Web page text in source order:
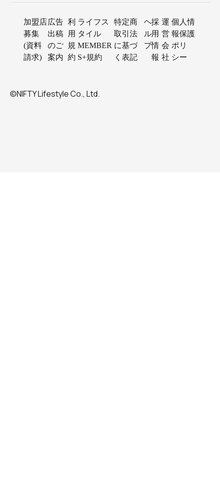
加盟店
募集
(資料
請求)
広告
出稿
のご
案内
利
用
規
約
ライフス
タイル
MEMBER
S+規約
特定商
取引法
に基づ
く表記
ヘ
ル
プ
採
用
情
報
運
営
会
社
個人情
報保護
ポリ
シー
©NIFTY Lifestyle Co., Ltd.